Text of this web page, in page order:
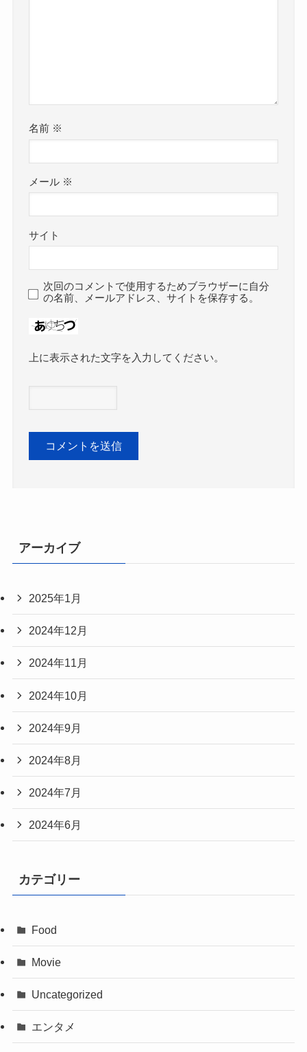
名前 ※
メール ※
サイト
次回のコメントで使用するためブラウザーに自分
の名前、メールアドレス、サイトを保存する。
上に表示された文字を入力してください。
アーカイブ
2025年1月
2024年12月
2024年11月
2024年10月
2024年9月
2024年8月
2024年7月
2024年6月
カテゴリー
Food
Movie
Uncategorized
エンタメ